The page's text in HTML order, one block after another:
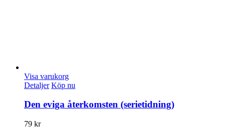
Visa varukorg
Detaljer Köp nu
Den eviga återkomsten (serietidning)
79 kr